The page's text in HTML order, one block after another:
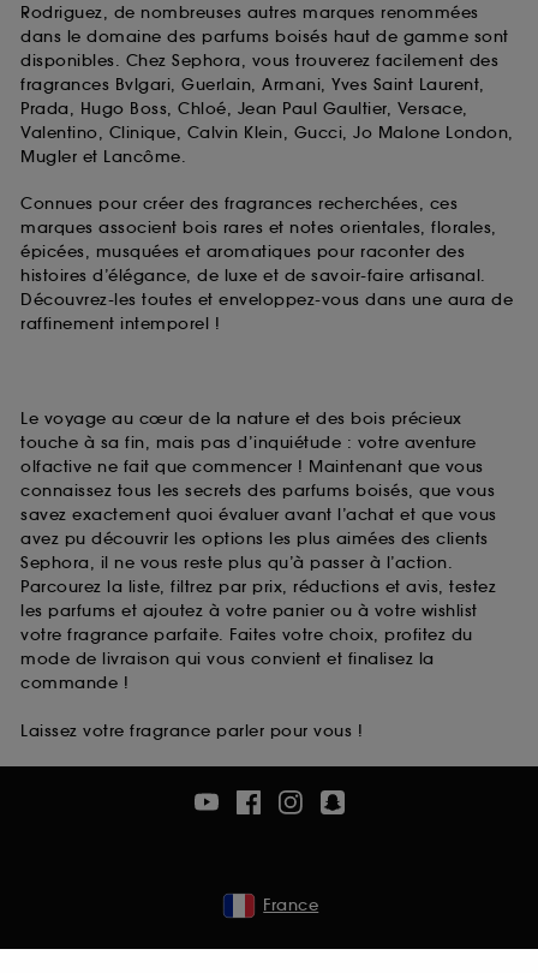
Rodriguez, de nombreuses autres marques renommées
dans le domaine des parfums boisés haut de gamme sont
disponibles. Chez Sephora, vous trouverez facilement des
fragrances Bvlgari, Guerlain, Armani, Yves Saint Laurent,
Prada, Hugo Boss, Chloé, Jean Paul Gaultier, Versace,
Valentino, Clinique, Calvin Klein, Gucci, Jo Malone London,
Mugler et Lancôme.
Connues pour créer des fragrances recherchées, ces
marques associent bois rares et notes orientales, florales,
épicées, musquées et aromatiques pour raconter des
histoires d’élégance, de luxe et de savoir-faire artisanal.
Découvrez-les toutes et enveloppez-vous dans une aura de
raffinement intemporel !
Le voyage au cœur de la nature et des bois précieux
touche à sa fin, mais pas d’inquiétude : votre aventure
olfactive ne fait que commencer ! Maintenant que vous
connaissez tous les secrets des parfums boisés, que vous
savez exactement quoi évaluer avant l’achat et que vous
avez pu découvrir les options les plus aimées des clients
Sephora, il ne vous reste plus qu’à passer à l’action.
Parcourez la liste, filtrez par prix, réductions et avis, testez
les parfums et ajoutez à votre panier ou à votre wishlist
votre fragrance parfaite. Faites votre choix, profitez du
mode de livraison qui vous convient et finalisez la
commande !
Laissez votre fragrance parler pour vous !
France